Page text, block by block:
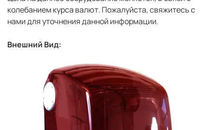
колебанием курса валют. Пожалуйста, свяжитесь с
нами для уточнения данной информации.
Внешний Вид: